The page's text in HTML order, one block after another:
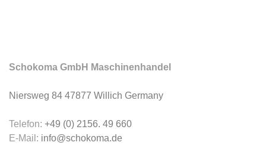
Schokoma GmbH Maschinenhandel
Niersweg 84 47877 Willich Germany
Telefon: +49 (0) 2156. 49 660
E-Mail: info@schokoma.de